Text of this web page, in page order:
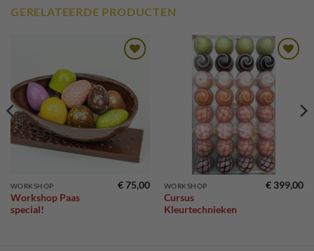
GERELATEERDE PRODUCTEN
aan
verlanglijst
WORKSHOP
Workshop Paas
special!
€75,00
Toevoegen
verlanglijst
WORKSHOP
Cursus
Kleurtechnieken
€ 399,00